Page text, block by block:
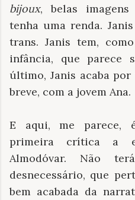
bijoux, belas
tenha uma renda.
trans. Janis tem,
infância, que parece
último, Janis acaba
breve, com a jovem Ana.
E aqui, me parece,
primeira crítica a
Almodóvar. Não
desnecessário, que
bem acabada da